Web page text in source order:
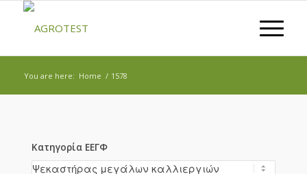
You are here: Home / 1578
Κατηγορία ΕΕΓΦ